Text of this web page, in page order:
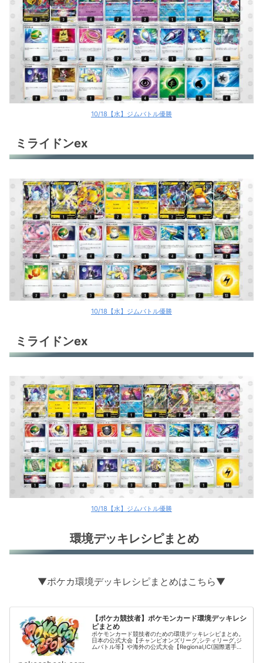
10/18【水】ジムバトル優勝
ミライドンex
10/18【水】ジムバトル優勝
ミライドンex
10/18【水】ジムバトル優勝
環境デッキレシピまとめ
▼ポケカ環境デッキレシピまとめはこちら▼
【ポケカ競技者】ポケモンカード環境デッキレシ
ピまとめ
ポケモンカード競技者のための環境デッキレシピまとめ。
日本の公式大会【チャンピオンズリーグ,シティリーグ,ジ
ムバトル等】や海外の公式大会【Regional,IC(国際選手